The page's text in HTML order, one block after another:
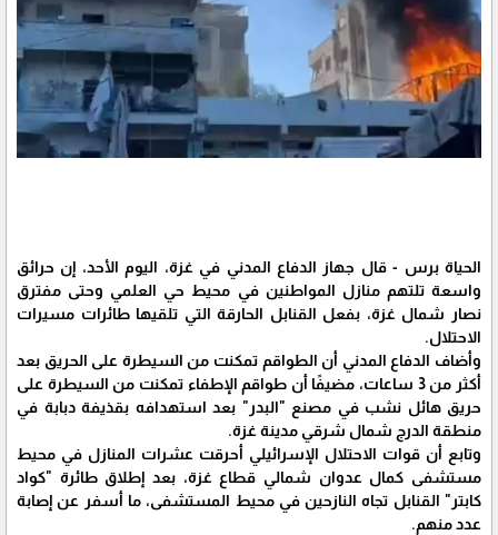
الحياة برس - قال جهاز الدفاع المدني في غزة، اليوم الأحد، إن حرائق
واسعة تلتهم منازل المواطنين في محيط حي العلمي وحتى مفترق
نصار شمال غزة، بفعل القنابل الحارقة التي تلقيها طائرات مسيرات
الاحتلال.
وأضاف الدفاع المدني أن الطواقم تمكنت من السيطرة على الحريق بعد
أكثر من 3 ساعات، مضيفًا أن طواقم الإطفاء تمكنت من السيطرة على
حريق هائل نشب في مصنع "البدر" بعد استهدافه بقذيفة دبابة في
منطقة الدرج شمال شرقي مدينة غزة.
وتابع أن قوات الاحتلال الإسرائيلي أحرقت عشرات المنازل في محيط
مستشفى كمال عدوان شمالي قطاع غزة، بعد إطلاق طائرة "كواد
كابتر" القنابل تجاه النازحين في محيط المستشفى، ما أسفر عن إصابة
عدد منهم.